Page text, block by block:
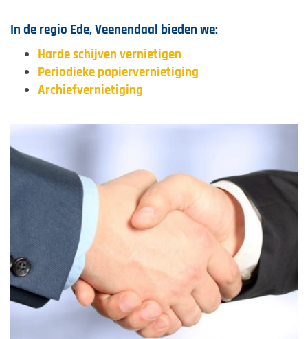
In de regio Ede, Veenendaal bieden we:
Harde schijven vernietigen
Periodieke papiervernietiging
Archiefvernietiging